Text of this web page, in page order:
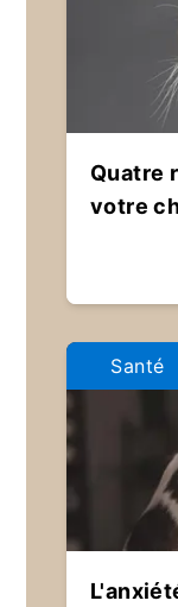
Quatre
votre
Santé